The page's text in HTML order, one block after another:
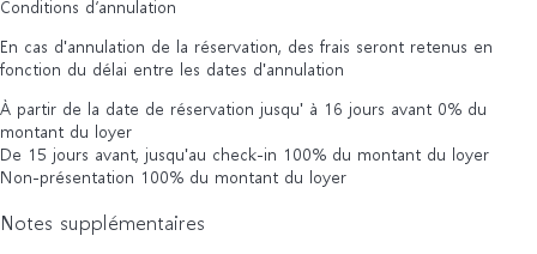
Conditions d’annulation
En cas d'annulation de la réservation, des frais seront retenus en
fonction du délai entre les dates d'annulation
À partir de la date de réservation jusqu' à 16 jours avant 0% du
montant du loyer
De 15 jours avant, jusqu'au check-in 100% du montant du loyer
Non-présentation 100% du montant du loyer
Notes supplémentaires